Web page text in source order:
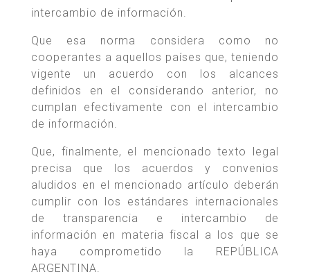
intercambio de información.
Que esa norma considera como no
cooperantes a aquellos países que, teniendo
vigente un acuerdo con los alcances
definidos en el considerando anterior, no
cumplan efectivamente con el intercambio
de información.
Que, finalmente, el mencionado texto legal
precisa que los acuerdos y convenios
aludidos en el mencionado artículo deberán
cumplir con los estándares internacionales
de transparencia e intercambio de
información en materia fiscal a los que se
haya comprometido la REPÚBLICA
ARGENTINA.